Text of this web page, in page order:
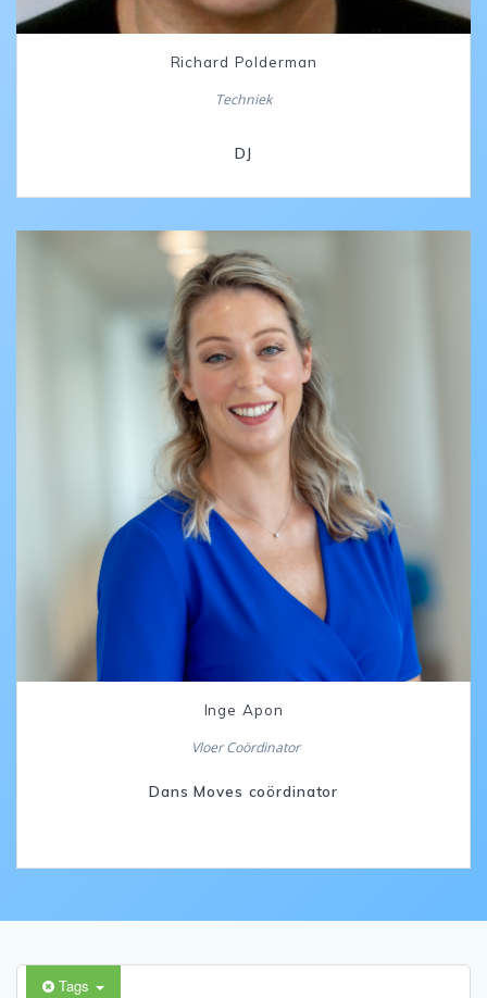
Richard Polderman
Techniek
DJ
Inge Apon
Vloer Coördinator
Dans Moves coördinator
Tags